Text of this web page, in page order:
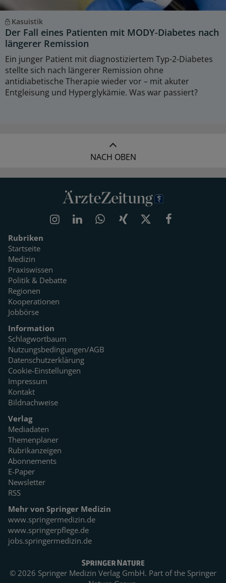
Kasuistik
Der Fall eines Patienten mit MODY-Diabetes nach
längerer Remission
Ein junger Patient mit diagnostiziertem Typ-2-Diabetes
stellte sich nach längerer Remission ohne
antidiabetische Therapie wieder vor – mit akuter
Entgleisung und Hyperglykämie. Was war passiert?
NACH OBEN
Rubriken
Startseite
Medizin
Praxiswissen
Politik & Debatte
Regionen
Kooperationen
Jobbörse
Information
Schlagwortbaum
Nutzungsbedingungen/AGB
Datenschutzerklärung
Cookie-Einstellungen
Impressum
Kontakt
Bildnachweise
Verlag
Mediadaten
Themenplaner
Rubrikanzeigen
Abonnements
E-Paper
Newsletter
RSS
Mehr von Springer Medizin
www.springermedizin.de
www.springerpflege.de
jobs.springermedizin.de
© 2026 Springer Medizin Verlag GmbH. Part of the Springer